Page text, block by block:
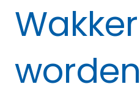
Wakker
worden